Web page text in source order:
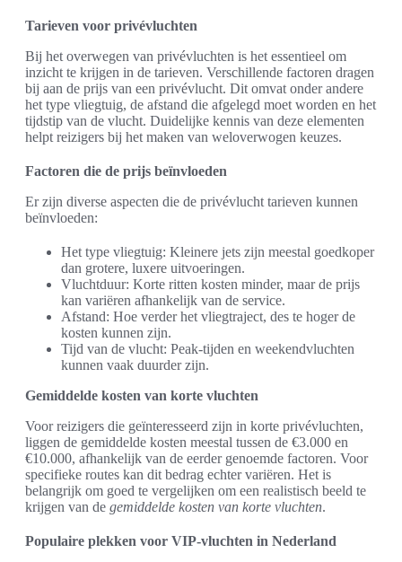
Tarieven voor privévluchten
Bij het overwegen van privévluchten is het essentieel om
inzicht te krijgen in de tarieven. Verschillende factoren dragen
bij aan de prijs van een privévlucht. Dit omvat onder andere
het type vliegtuig, de afstand die afgelegd moet worden en het
tijdstip van de vlucht. Duidelijke kennis van deze elementen
helpt reizigers bij het maken van weloverwogen keuzes.
Factoren die de prijs beïnvloeden
Er zijn diverse aspecten die de privévlucht tarieven kunnen
beïnvloeden:
Het type vliegtuig: Kleinere jets zijn meestal goedkoper
dan grotere, luxere uitvoeringen.
Vluchtduur: Korte ritten kosten minder, maar de prijs
kan variëren afhankelijk van de service.
Afstand: Hoe verder het vliegtraject, des te hoger de
kosten kunnen zijn.
Tijd van de vlucht: Peak-tijden en weekendvluchten
kunnen vaak duurder zijn.
Gemiddelde kosten van korte vluchten
Voor reizigers die geïnteresseerd zijn in korte privévluchten,
liggen de gemiddelde kosten meestal tussen de €3.000 en
€10.000, afhankelijk van de eerder genoemde factoren. Voor
specifieke routes kan dit bedrag echter variëren. Het is
belangrijk om goed te vergelijken om een realistisch beeld te
krijgen van de gemiddelde kosten van korte vluchten.
Populaire plekken voor VIP-vluchten in Nederland